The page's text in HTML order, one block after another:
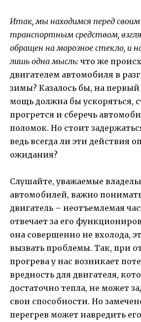
Итак, мы находимся перед
транспортным средством,
обращен на морозное стекло, и
лишь одна мысль: что же
двигателем автомобиля в
зимы? Казалось бы, на первый
мощь должна бы ускоряться,
прогрется и сберечь
поломок. Но стоит
ведь всегда ли эти действия
ожидания?
Слушайте, уважаемые
автомобилей, важно
двигатель – неотъемлемая
отвечает за его
она совершенно не вхолода,
вызвать проблемы. Так, при
прогрева у нас возникает
вредность для двигателя,
достаточно тепла, не может
свои способности. Но
перегрев может навредить